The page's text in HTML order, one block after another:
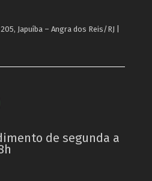
Japuíba – Angra dos Reis/RJ |
de segunda a